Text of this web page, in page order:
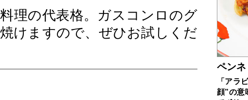
ペン
「アラ
顔”の意
理の代表格。ガスコンロのグ
けますので、ぜひお試しくだ